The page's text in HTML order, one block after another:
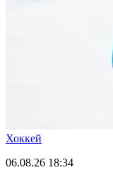
Хоккей
06.08.26 18:34